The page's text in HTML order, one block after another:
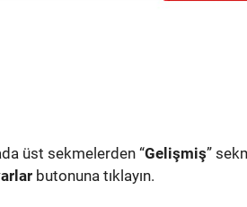
üst sekmelerden “Gelişmiş”
butonuna tıklayın.